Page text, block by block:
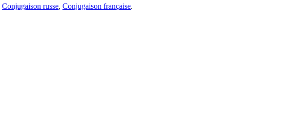
Conjugaison russe, Conjugaison française.